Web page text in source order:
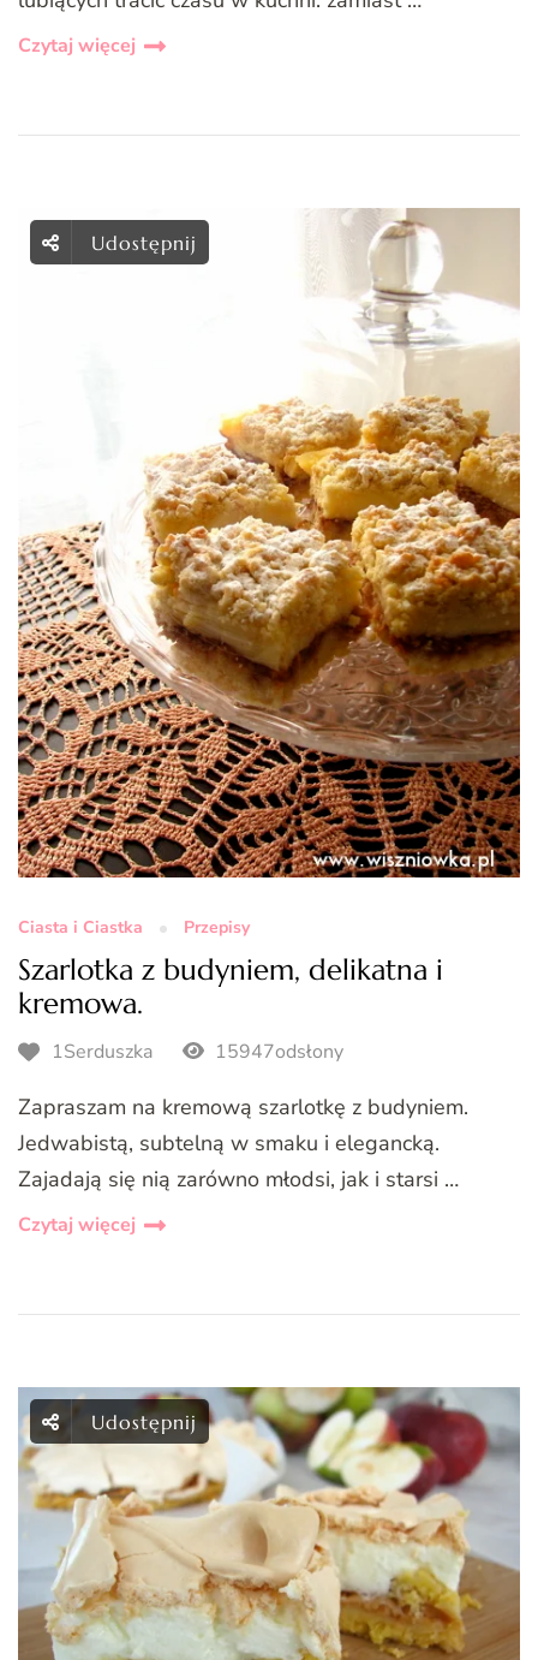
Czytaj więcej
Udostępnij
Ciasta i Ciastka Przepisy
Szarlotka z budyniem, delikatna i
kremowa.
1Serduszka 15947odsłony
Zapraszam na kremową szarlotkę z budyniem.
Jedwabistą, subtelną w smaku i elegancką.
Zajadają się nią zarówno młodsi, jak i starsi …
Czytaj więcej
Udostępnij